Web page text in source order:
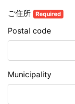
ご住所 Required
Postal code
Municipality